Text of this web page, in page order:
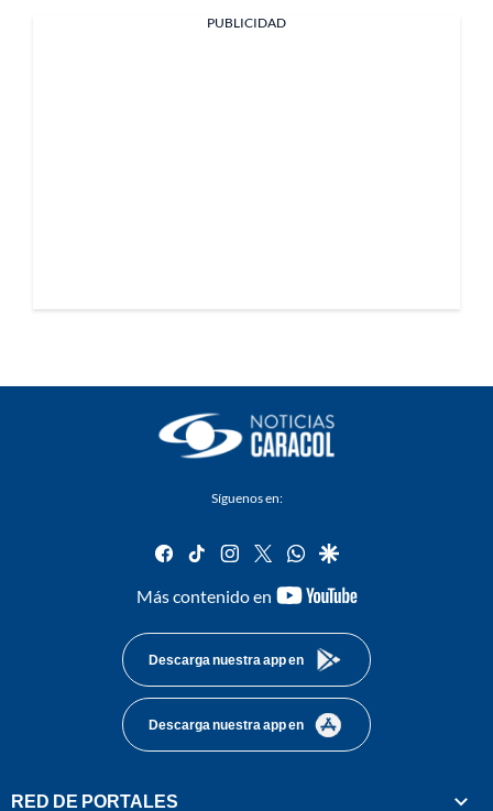
PUBLICIDAD
Síguenos en:
facebook
tiktok instagram
twitterwhatsapp
google
Más contenido en
youtube-
Descarga nuestra app en
Descarga nuestra app en
RED DE PORTALES